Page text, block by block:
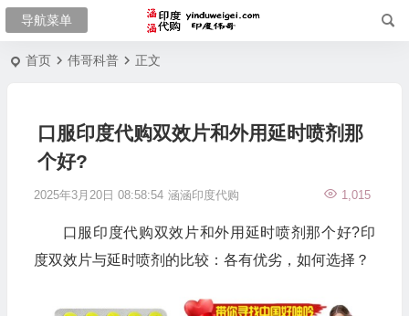
首页 伟哥科普 正文
口服印度代购双效片和外用延时喷剂那
个好?
2025年3月20日 08:58:54 涵涵印度代购 1,015
口服印度代购双效片和外用延时喷剂那个好?印
度双效片与延时喷剂的比较：各有优劣，如何选择？